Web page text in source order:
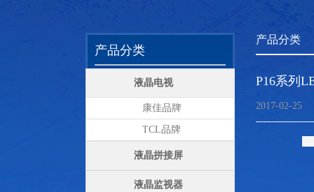
产品分类
液晶电视
康佳品牌
TCL品牌
液晶拼接屏
液晶监视器
产品分类
P16系列
2017-02-25